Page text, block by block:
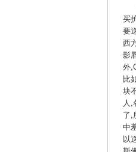
买
要
西
影
外
比
块
人,
了,
中
以